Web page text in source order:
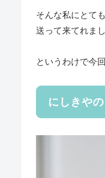
そんな私にとて
送って来てれまし
というわけで今
にしきや